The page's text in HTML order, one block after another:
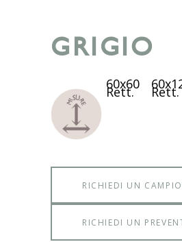
GRIGIO
60x60
Rett. Rett.
RICHIEDI UN
RICHIEDI UN